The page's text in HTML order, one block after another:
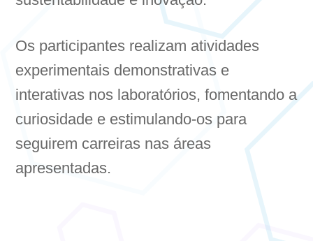
Os participantes realizam atividades
experimentais demonstrativas e
interativas nos laboratórios, fomentando a
curiosidade e estimulando-os para
seguirem carreiras nas áreas
apresentadas.